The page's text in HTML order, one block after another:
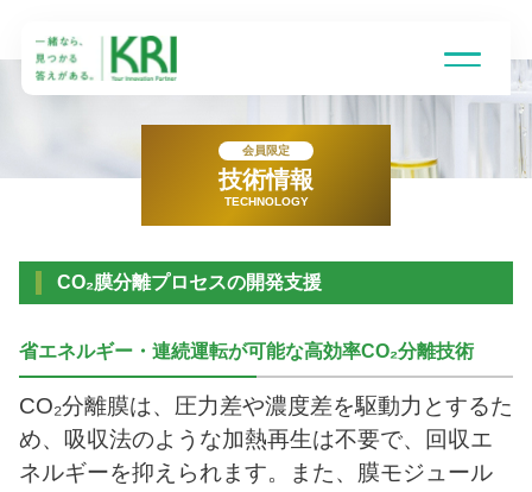
受託研究とは
得意技術領域
研究組織
企業情報
会員限定
技術情報
TECHNOLOGY
CO₂膜分離プロセスの開発支援
省エネルギー・連続運転が可能な高効率CO₂分離技術
CO₂分離膜は、圧力差や濃度差を駆動力とするた
め、吸収法のような加熱再生は不要で、回収エ
ネルギーを抑えられます。また、膜モジュール